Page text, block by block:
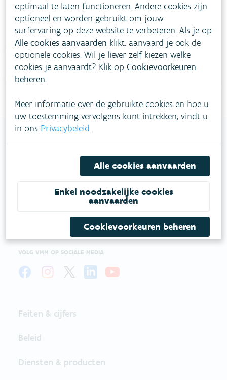
Bekijk het overzicht van meestgestelde vragen
Niet gevonden wat je zocht? Vul ons
contactformulier in.
Bel gratis 1700
MILIEUMAATSCHAPPIJ
Onze leefomgeving klimaatbestendig maken?
Daarvoor zetten we samen met partners in op
een duurzaam lucht-, water- en klimaatbeleid.
VOLG VMM OP SOCIALE MEDIA
Feiten & cijfers
Beleid
Diensten & producten
optimaal te laten functioneren. Andere cookies zijn
optioneel en worden gebruikt om jouw
surfervaring op deze website te verbeteren. Als je op
Alle cookies aanvaarden klikt, aanvaard je ook de
optionele cookies. Wil je liever zelf kiezen welke
cookies je aanvaardt? Klik opCookievoorkeuren
beheren.
Meer informatie over de gebruikte cookies en hoe u
uw toestemming vervolgens kunt intrekken, vindt u
in ons Privacybeleid.
Alle cookies aanvaarden
Enkel noodzakelijke cookies
aanvaarden
Cookievoorkeuren beheren